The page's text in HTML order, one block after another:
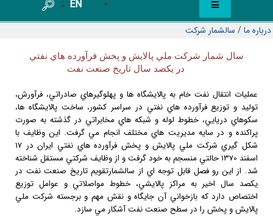
EN
درباره ما/ سالشمار شرکت
سال شمار شركت ملي پالايش و پخش فرآورده هاي نفتي
در يكصد سال تاريخ صنعت نفت
عمليات انتقال نفت خام به پالايشگاه ها و پهلوگيرهاي صادراتي، فرآورش،
توليد و توزيع فرآورده هاي نفتي در سراسر كشور، ساخت پالايشگاه ها،
سكوهاي دريايي، خطوط لوله و شبكه هاي مخابراتي در گذشته به صورت
پراكنده و در سايه مديريت هاي مختلف انجام مي گرفت. اين وظايف با
شكل گيري شركت ملي پالايش و پخش فرآورده هاي نفتي ايران در 17
اسفند 1370 حالتي منسجم به خود گرفت و از وظايف شركتي مستقل شناخته
شد. از اين رو فصل قابل توجه اي از سالشمارتقويم تاريخ صنعت نفت در
يكصد سال اخير به مراكز پالايشي، خطوط مواصلاتي و عوامل توزيع
اختصاص دارد كه بازخواني آن جايگاه و نقش مهم و برجسته شركت ملي
پالايش و پخش را در سطح صنعت نفت آشكار مي سازد.